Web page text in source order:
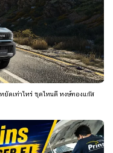
ยัดเท่าไหร่ ชุดไหนดี หงษ์ทองแก๊ส